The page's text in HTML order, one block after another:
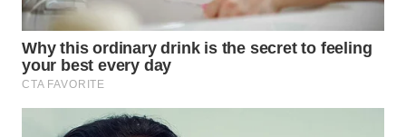
SUKABUMI
WN
PURWAKARTA
WN